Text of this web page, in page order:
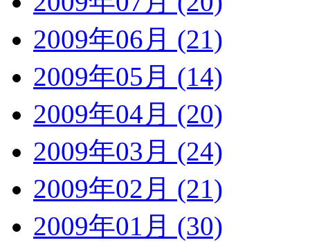
2009年06月 (21)
2009年05月 (14)
2009年04月 (20)
2009年03月 (24)
2009年02月 (21)
2009年01月 (30)